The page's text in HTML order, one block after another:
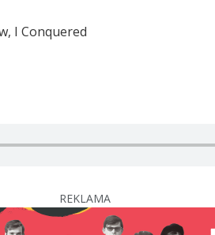
I Conquered
REKLAMA